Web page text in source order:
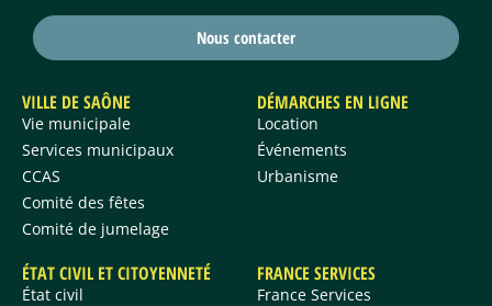
Nous contacter
VILLE DE SAÔNE
Vie municipale
Services municipaux
CCAS
Comité des fêtes
Comité de jumelage
DÉMARCHES EN LIGNE
Location
Événements
Urbanisme
ÉTAT CIVIL ET CITOYENNETÉ
État civil
FRANCE SERVICES
France Services